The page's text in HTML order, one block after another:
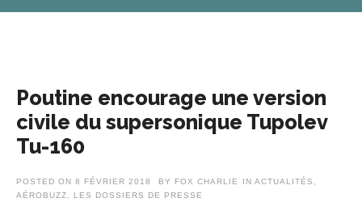
Poutine encourage une version
civile du supersonique Tupolev
Tu-160
POSTED ON 8 FÉVRIER 2018 BY FOX CHARLIE IN ACTUALITÉS
AÉROBUZZ
LES DOSSIERS DE PRESSE